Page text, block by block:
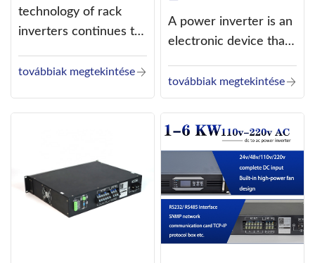
technology of rack
inverters continues to
továbbiak megtekintése
A power inverter is an
electronic device that
current (DC) into
alternating current
továbbiak megtekintése